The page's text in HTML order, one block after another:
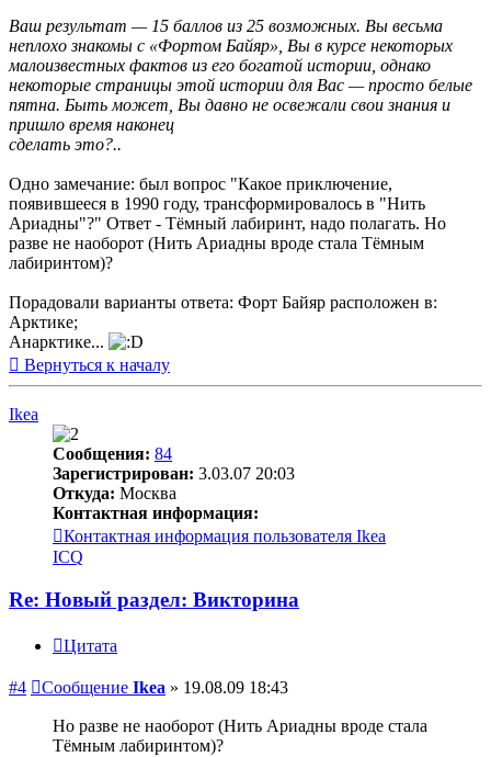
Ваш результат — 15 баллов из 25 возможных. Вы весьма
неплохо знакомы с «Фортом Байяр», Вы в курсе некоторых
малоизвестных фактов из его богатой истории, однако
некоторые страницы этой истории для Вас — просто белые
пятна. Быть может, Вы давно не освежали свои знания и
пришло время наконец
сделать это?..
Одно замечание: был вопрос "Какое приключение,
появившееся в 1990 году, трансформировалось в "Нить
Ариадны"?" Ответ - Тёмный лабиринт, надо полагать. Но
разве не наоборот (Нить Ариадны вроде стала Тёмным
лабиринтом)?
Порадовали варианты ответа: Форт Байяр расположен в:
Арктике;
Анарктике...
Вернуться к началу
Ikea
Сообщения: 84
Зарегистрирован: 3.03.07 20:03
Откуда: Москва
Контактная информация:
Контактная информация пользователя Ikea
ICQ
Re: Новый раздел: Викторина
Цитата
#4 Сообщение Ikea » 19.08.09 18:43
Но разве не наоборот (Нить Ариадны вроде стала
Тёмным лабиринтом)?